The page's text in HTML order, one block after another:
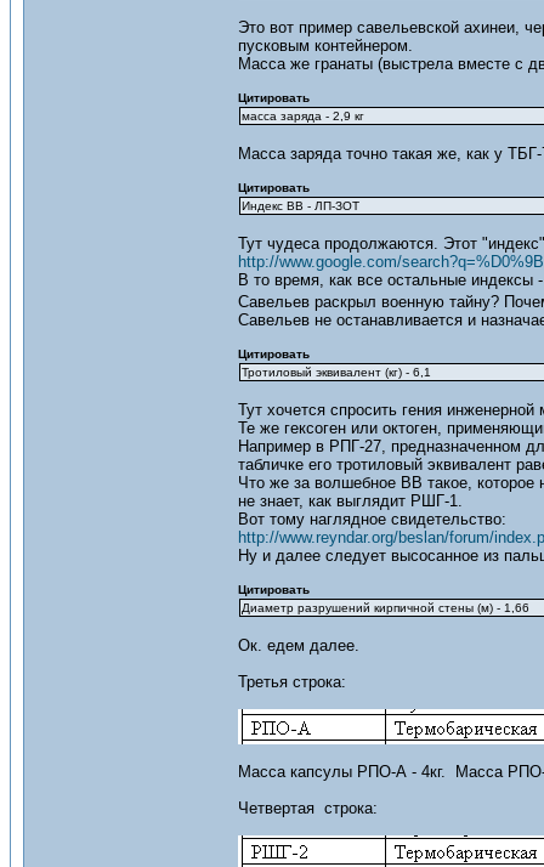
Это вот пример савельевской ахинеи,
пусковым контейнером.
Масса же гранаты (выстрела вместе с
Цитировать
масса заряда - 2,9 кг
Масса заряда точно такая же, как у
Цитировать
Индекс ВВ - ЛП-ЗОТ
Тут чудеса продолжаются. Этот
http://www.google.com/
В то время, как все остальные индексы
Савельев раскрыл военную тайну?
Савельев не останавливается и
Цитировать
Тротиловый эквивалент (кг) - 6,1
Тут хочется спросить гения
Те же гексоген или октоген,
Например в РПГ-27, предназначенном
табличке его тротиловый эквивалент
Что же за волшебное ВВ такое, которое
не знает, как выглядит РШГ-1.
Вот тому наглядное свидетельство:
http://www.reyndar.org/beslan/forum/
Ну и далее следует высосанное из
Цитировать
Диаметр разрушений кирпичной стены (м) - 1,66
Ок. едем далее.
Третья строка:
Масса капсулы РПО-А - 4кг. Масса РПО-
Четвертая строка: